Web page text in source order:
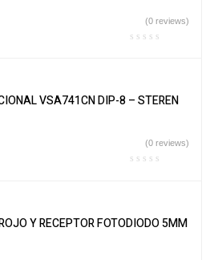
(0 reviews)
VSA741CN DIP-8 – STEREN
(0 reviews)
Y RECEPTOR FOTODIODO 5MM